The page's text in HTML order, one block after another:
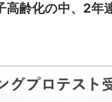
高齢化の中、2年